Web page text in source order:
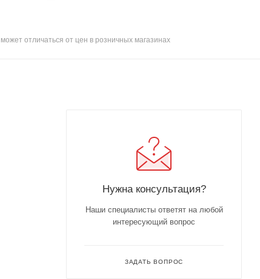
отличаться от цен в розничных магазинах
Нужна консультация?
Наши специалисты ответят на любой
интересующий вопрос
ЗАДАТЬ ВОПРОС